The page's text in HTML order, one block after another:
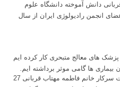
دانش آموخته دانشگاه علوم
انجمن رادیولوژی ایران از سال
پزشک های معالج متبحری کار کرده ایم
ها گامی موثر برداشته ایم.
سونوگرافی نیلو با مدیریت سرکار خانم فاطمه مهتاب قربانی 27